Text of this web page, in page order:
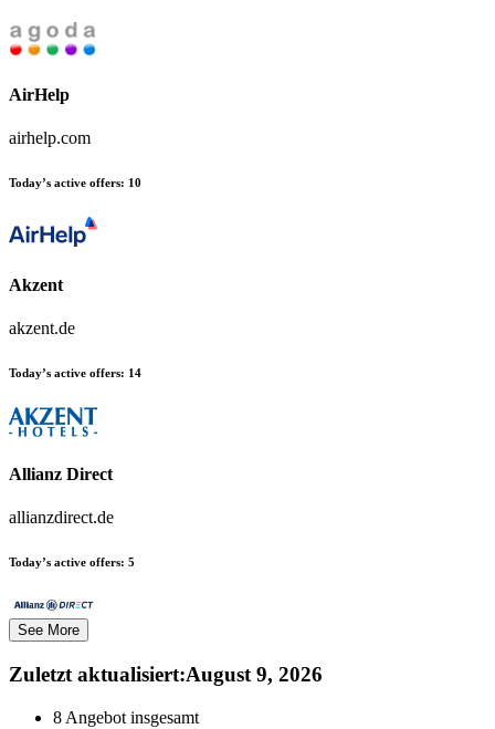
AirHelp
airhelp.com
Today’s active offers: 10
Akzent
akzent.de
Today’s active offers: 14
Allianz Direct
allianzdirect.de
Today’s active offers: 5
See More
Zuletzt aktualisiert:August 9, 2026
8 Angebot insgesamt